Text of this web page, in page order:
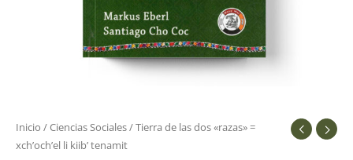
Inicio /Ciencias Sociales/ Tierra de las dos «razas» =
xch’och’el li kiib’ tenamit